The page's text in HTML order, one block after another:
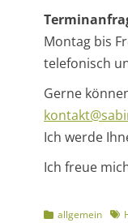
Montag bis
telefonisch
Gerne
Ich werde
Ich freue
Kategorien
allgemein